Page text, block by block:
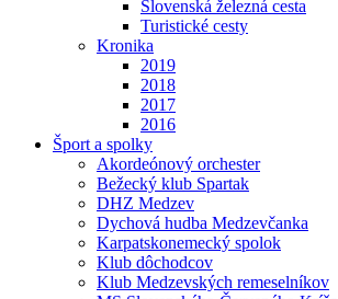
Slovenská železná cesta
Turistické cesty
Kronika
2019
2018
2017
2016
Šport a spolky
Akordeónový orchester
Bežecký klub Spartak
DHZ Medzev
Dychová hudba Medzevčanka
Karpatskonemecký spolok
Klub dôchodcov
Klub Medzevských remeselníkov